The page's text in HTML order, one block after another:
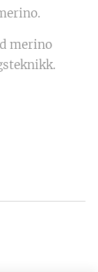
merino